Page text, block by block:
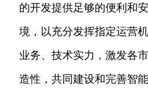
的开发提供足够的便利和
境，以充分发挥指定运营
业务、技术实力，激发各
造性，共同建设和完善智能